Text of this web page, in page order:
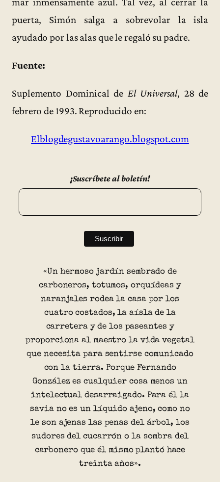
puerta, Simón salga a sobrevolar la isla
ayudado por las alas que le regaló su padre.
Fuente:
Suplemento Dominical de El Universal, 28 de
febrero de 1993. Reproducido en:
Elblogdegustavoarango.blogspot.com
¡Suscríbete al boletín!
«Un hermoso jardín sembrado de
carboneros, totumos, orquídeas y
naranjales rodea la casa por los
cuatro costados, la aísla de la
carretera y de los paseantes y
proporciona al maestro la vida vegetal
que necesita para sentirse comunicado
con la tierra. Porque Fernando
González es cualquier cosa menos un
intelectual desarraigado. Para él la
savia no es un líquido ajeno, como no
le son ajenas las penas del árbol, los
sudores del cucarrón o la sombra del
carbonero que él mismo plantó hace
treinta años».